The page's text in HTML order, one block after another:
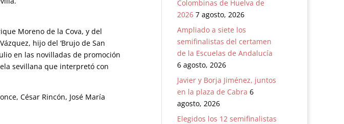
Moreno de la Cova, y del
hijo del ‘Brujo de San
en las novilladas de promoción
sevillana que interpretó con
César Rincón, José María
Colombinas de Huelva de
2026 7 agosto, 2026
Ampliado a siete los
semifinalistas del certamen
de la Escuelas de Andalucía
6 agosto, 2026
Javier y Borja Jiménez, juntos
en la plaza de Cabra 6
agosto, 2026
Elegidos los 12 semifinalistas